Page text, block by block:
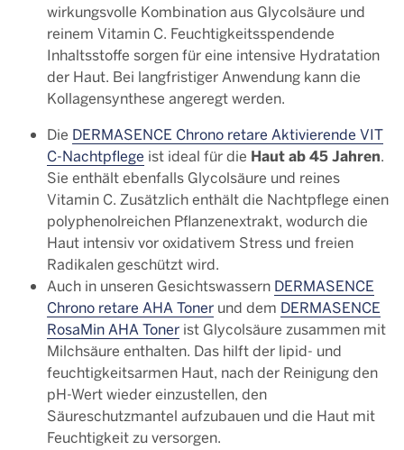
wirkungsvolle Kombination aus Glycolsäure und
reinem Vitamin C. Feuchtigkeitsspendende
Inhaltsstoffe sorgen für eine intensive Hydratation
der Haut. Bei langfristiger Anwendung kann die
Kollagensynthese angeregt werden.
Die DERMASENCE Chrono retare Aktivierende VIT
C-Nachtpflege ist ideal für die Haut ab 45 Jahren.
Sie enthält ebenfalls Glycolsäure und reines
Vitamin C. Zusätzlich enthält die Nachtpflege einen
polyphenolreichen Pflanzenextrakt, wodurch die
Haut intensiv vor oxidativem Stress und freien
Radikalen geschützt wird.
Auch in unseren Gesichtswassern DERMASENCE
Chrono retare AHA Toner und dem DERMASENCE
RosaMin AHA Toner ist Glycolsäure zusammen mit
Milchsäure enthalten. Das hilft der lipid- und
feuchtigkeitsarmen Haut, nach der Reinigung den
pH-Wert wieder einzustellen, den
Säureschutzmantel aufzubauen und die Haut mit
Feuchtigkeit zu versorgen.